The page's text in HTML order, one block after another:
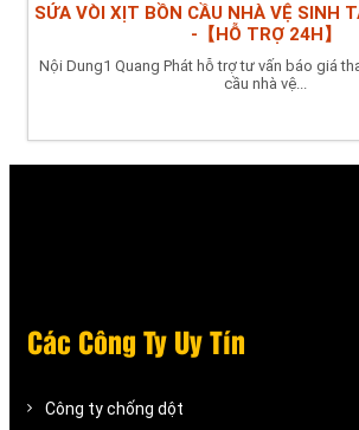
SỬA VÒI XỊT BỒN CẦU NHÀ VỆ SINH
-【HỖ TRỢ 24H】
Nội Dung1 Quang Phát hỗ trợ tư vấn báo giá
cầu nhà vệ...
Các Công Ty Uy Tín
Công ty chống dột